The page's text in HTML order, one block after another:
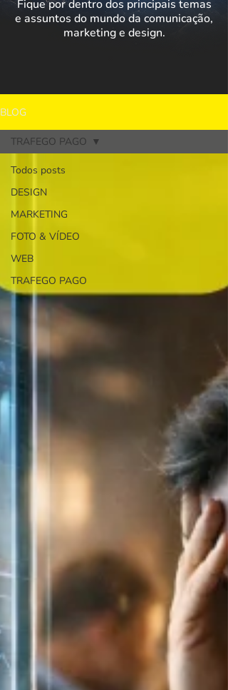
Fique por dentro dos principais temas
e assuntos do mundo da comunicação,
marketing e design.
BLOG
Todos posts
DESIGN
MARKETING
FOTO & VÍDEO
WEB
TRAFEGO PAGO
TRAFEGO PAGO